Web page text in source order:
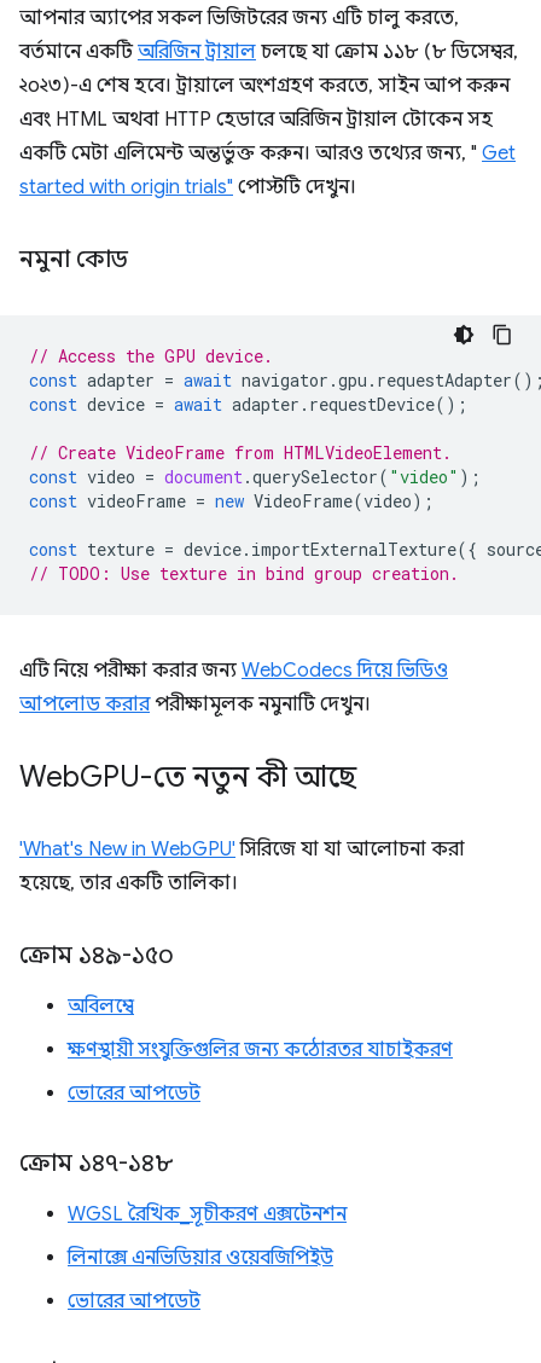
আপনার অ্যাপের সকল ভিজিটরের জন্য এটি চালু করতে,
বর্তমানে একটিঅরিজিন ট্রায়াল চলছে যা ক্রোম ১১৮ (৮ ডিসেম্বর,
২০২৩)-এ শেষ হবে। ট্রায়ালে অংশগ্রহণ করতে, সাইন আপ করুন
এবং HTML অথবা HTTP হেডারে অরিজিন ট্রায়াল টোকেন সহ
একটি মেটা এলিমেন্ট অন্তর্ভুক্ত করুন। আরও তথ্যের জন্য, " Get
started with origin trials" পোস্টটি দেখুন।
নমুনা কোড
// Access the GPU device.
const adapter = await navigator .gpu . requestAdapter
const device = await adapter . requestDevice();
// Create VideoFrame from HTMLVideoElement.
const video = document.querySelector( "video" );
const videoFrame = new VideoFrame(video);
const texture = device. importExternalTexture({
// TODO: Use texture in bind group creation.
এটি নিয়ে পরীক্ষা করার জন্য WebCodecs দিয়ে ভিডিও
আপলোড করারপরীক্ষামূলক নমুনাটি দেখুন।
WebGPU-তে নতুন কী আছে
'What's New in WebGPU' সিরিজে যা যা আলোচনা করা
হয়েছে, তার একটি তালিকা।
ক্রোম ১৪৯-১৫০
অবিলম্বে
ক্ষণস্থায়ী সংযুক্তিগুলির জন্য কঠোরতর যাচাইকরণ
ভোরের আপডেট
ক্রোম ১৪৭-১৪৮
WGSL রৈখিক_সূচীকরণ এক্সটেনশন
লিনাক্সে এনভিডিয়ার ওয়েবজিপিইউ
ভোরের আপডেট